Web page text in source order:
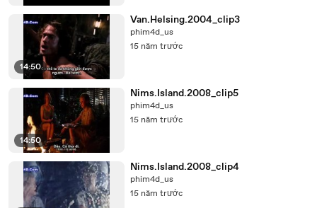
14:50
Van.Helsing.2004_clip3
phim4d_us
15 năm trước
14:50
Nims.Island.2008_clip5
phim4d_us
15 năm trước
Nims.Island.2008_clip4
phim4d_us
15 năm trước